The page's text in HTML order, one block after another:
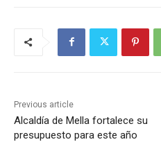
Previous article
Alcaldía de Mella fortalece su
presupuesto para este año